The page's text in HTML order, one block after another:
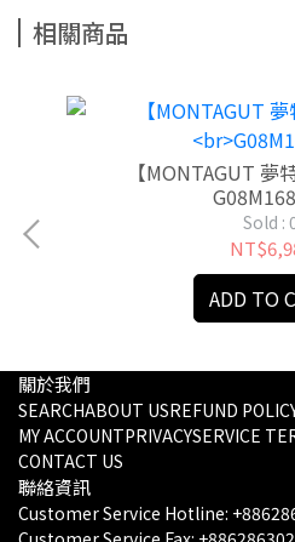
相關商品
【MONTAGUT 夢
Sold :
ADD TO
關於我們
SEARCHABOUT USREFUND
MY ACCOUNTPRIVACYSERVICE
CONTACT US
聯絡資訊
Customer Service Hotline: